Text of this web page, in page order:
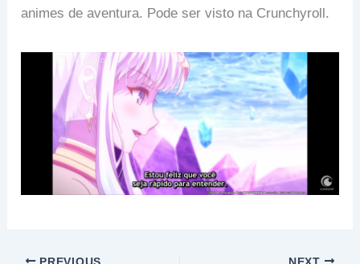
animes de aventura. Pode ser visto na Crunchyroll.
PREVIOUS NEXT